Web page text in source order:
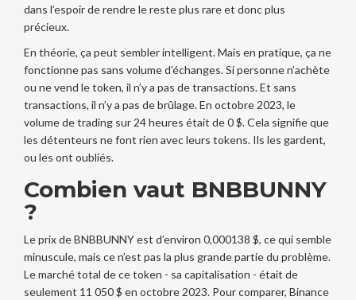
dans l’espoir de rendre le reste plus rare et donc plus
précieux.
En théorie, ça peut sembler intelligent. Mais en pratique, ça ne
fonctionne pas sans volume d’échanges. Si personne n’achète
ou ne vend le token, il n’y a pas de transactions. Et sans
transactions, il n’y a pas de brûlage. En octobre 2023, le
volume de trading sur 24 heures était de 0 $. Cela signifie que
les détenteurs ne font rien avec leurs tokens. Ils les gardent,
ou les ont oubliés.
Combien vaut BNBBUNNY
?
Le prix de BNBBUNNY est d’environ 0,000138 $, ce qui semble
minuscule, mais ce n’est pas la plus grande partie du problème.
Le marché total de ce token - sa capitalisation - était de
seulement 11 050 $ en octobre 2023. Pour comparer, Binance